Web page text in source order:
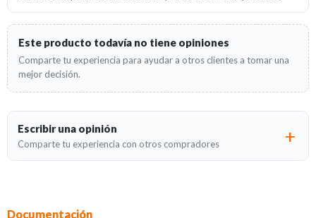
Este producto todavía no tiene opiniones
Comparte tu experiencia para ayudar a otros clientes a tomar una
mejor decisión.
Escribir una opinión
Comparte tu experiencia con otros compradores
Documentación